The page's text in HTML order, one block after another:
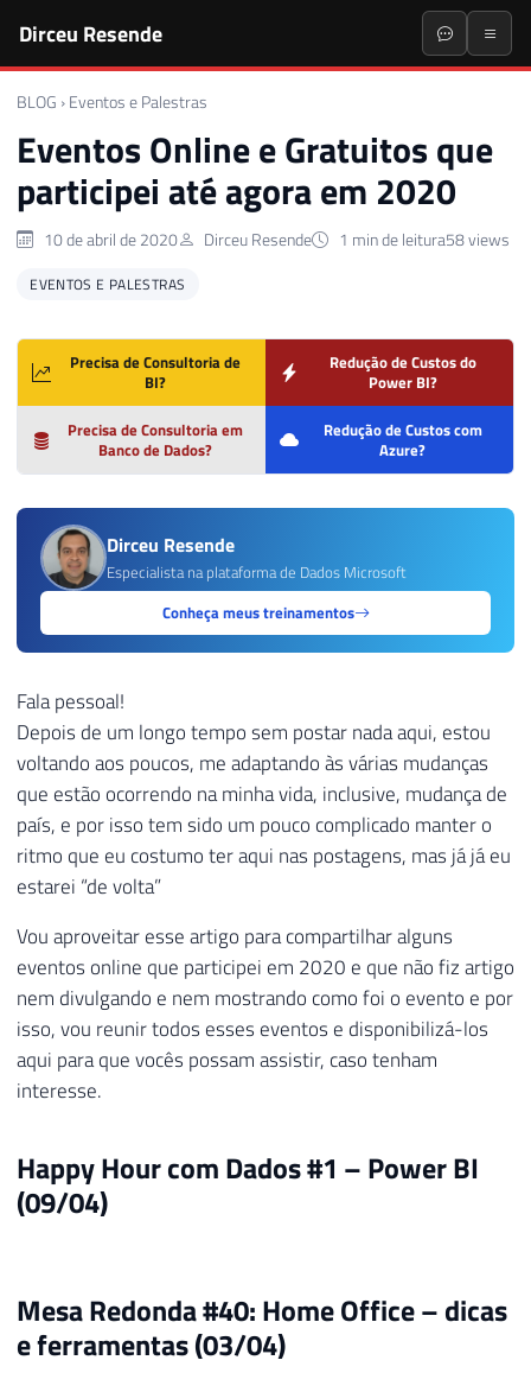
Dirceu Resende
BLOG › Eventos e Palestras
Eventos Online e Gratuitos que
participei até agora em 2020
10 de abril de 2020 Dirceu Resende 1 min de leitura58 views
EVENTOS E PALESTRAS
Precisa de Consultoria de
BI?
Redução de Custos do
Power BI?
Precisa de Consultoria em
Banco de Dados?
Redução de Custos com
Azure?
Dirceu Resende
Especialista na plataforma de Dados Microsoft
Conheça meus treinamentos
Fala pessoal!
Depois de um longo tempo sem postar nada aqui, estou
voltando aos poucos, me adaptando às várias mudanças
que estão ocorrendo na minha vida, inclusive, mudança de
país, e por isso tem sido um pouco complicado manter o
ritmo que eu costumo ter aqui nas postagens, mas já já eu
estarei “de volta”
Vou aproveitar esse artigo para compartilhar alguns
eventos online que participei em 2020 e que não fiz artigo
nem divulgando e nem mostrando como foi o evento e por
isso, vou reunir todos esses eventos e disponibilizá-los
aqui para que vocês possam assistir, caso tenham
interesse.
Happy Hour com Dados #1 – Power BI
(09/04)
Mesa Redonda #40: Home Office – dicas
e ferramentas (03/04)